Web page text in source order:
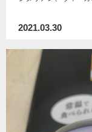
2021.03.30